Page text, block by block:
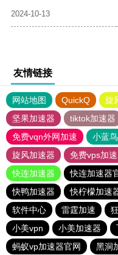
2024-10-13
友情链接
网站地图 QuickQ 旋
坚果加速器
tiktok加速器
免费vqn外网加速
小蓝鸟
旋风加速器
免费vps加
快连加速器
快连加速器
快鸭加速器
快柠檬加速
软件中心
雷霆加速
小美vpn
小美加速器
蚂蚁vp加速器官网
黑洞